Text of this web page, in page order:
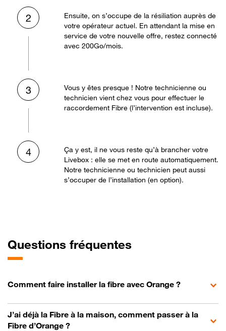
2
Ensuite, on s’occupe de la résiliation auprès de
votre opérateur actuel. En attendant la mise en
service de votre nouvelle offre, restez connecté
avec 200Go/mois.
3
Vous y êtes presque ! Notre technicienne ou
technicien vient chez vous pour effectuer le
raccordement Fibre (l’intervention est incluse).
4
Ça y est, il ne vous reste qu’à brancher votre
Livebox : elle se met en route automatiquement.
Notre technicienne ou technicien peut aussi
s’occuper de l’installation (en option).
Questions fréquentes
Comment faire installer la fibre avec Orange ?
J’ai déjà la Fibre à la maison, comment passer à la
Fibre d’Orange ?